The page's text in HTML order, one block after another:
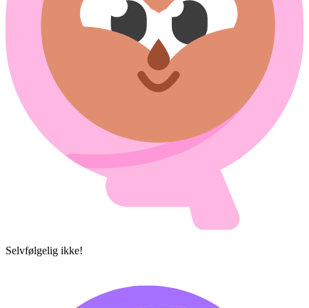
Selvfølgelig ikke!